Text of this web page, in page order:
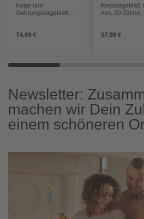
Kapp-und
Gehrungssägeblatt, Ø:
74,99 €
Kreissägeblatt,
mm, 20 Zähne,
57,99 €
Newsletter:
machen wir Dein
einem schöneren